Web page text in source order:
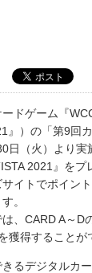
ドゲーム『
』）の「第9回
日（火）より実
2021』をプ
イトでポイン
。
、CARD A～D
獲得することが
るデジタルカ